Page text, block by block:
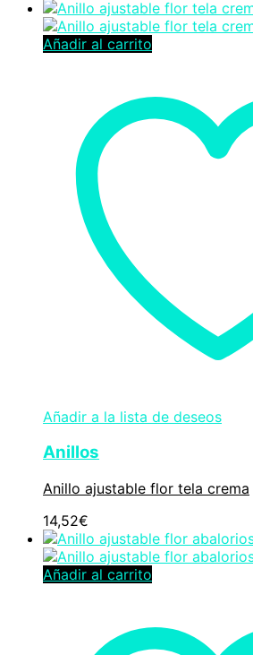
Añadir al carrito
Añadir a la lista de deseos
Anillos
Anillo ajustable flor tela crema
14,52€
Añadir al carrito